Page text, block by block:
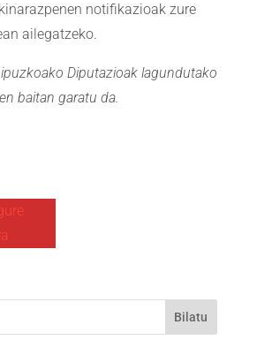
notifikazioak zure
ailegatzeko.
Diputazioak lagundutako
baitan garatu da.